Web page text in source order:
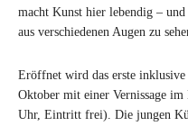
macht Kunst hier lebendig –
aus verschiedenen Augen zu
Eröffnet wird das erste
Oktober mit einer Vernissage im
Uhr, Eintritt frei). Die jungen